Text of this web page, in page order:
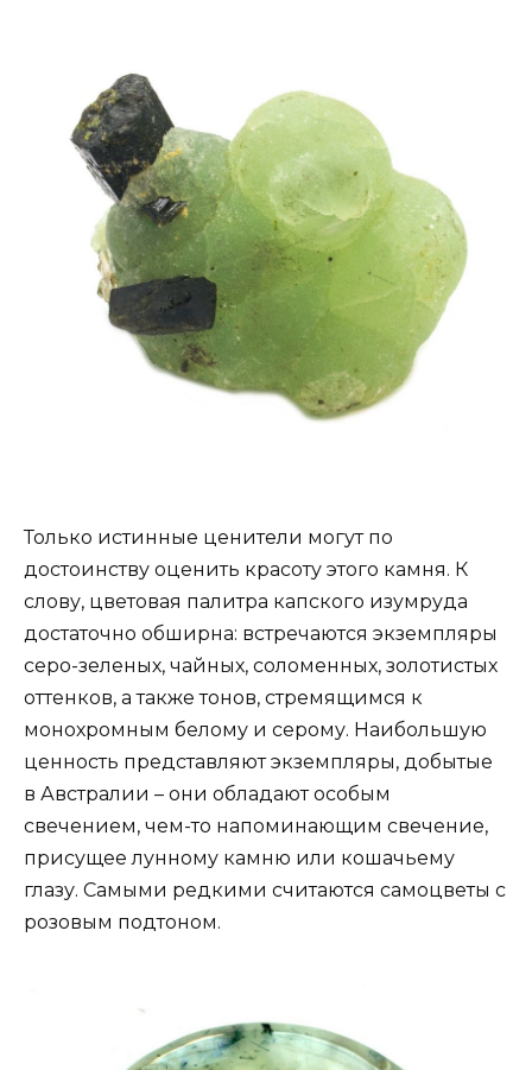
Только истинные ценители могут по
достоинству оценить красоту этого камня. К
слову, цветовая палитра капского изумруда
достаточно обширна: встречаются экземпляры
серо-зеленых, чайных, соломенных, золотистых
оттенков, а также тонов, стремящимся к
монохромным белому и серому. Наибольшую
ценность представляют экземпляры, добытые
в Австралии – они обладают особым
свечением, чем-то напоминающим свечение,
присущее лунному камню или кошачьему
глазу. Самыми редкими считаются самоцветы с
розовым подтоном.